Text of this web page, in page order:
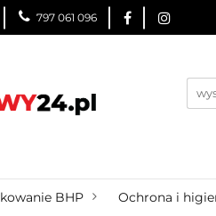
797 061 096
ZNAKI DROGOWE
BHP Ochrona i